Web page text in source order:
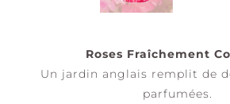
Roses Fraîchement
Un jardin anglais remplit de
parfumées.